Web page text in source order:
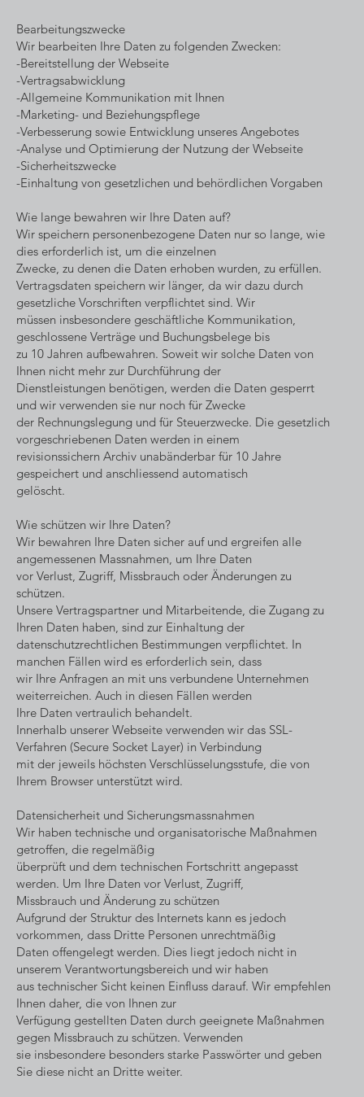
Bearbeitungszwecke
Wir bearbeiten Ihre Daten zu folgenden Zwecken:
-Bereitstellung der Webseite
-Vertragsabwicklung
-Allgemeine Kommunikation mit Ihnen
-Marketing- und Beziehungspflege
-Verbesserung sowie Entwicklung unseres Angebotes
-Analyse und Optimierung der Nutzung der Webseite
-Sicherheitszwecke
-Einhaltung von gesetzlichen und behördlichen Vorgaben
Wie lange bewahren wir Ihre Daten auf?
Wir speichern personenbezogene Daten nur so lange, wie
dies erforderlich ist, um die einzelnen
Zwecke, zu denen die Daten erhoben wurden, zu erfüllen.
Vertragsdaten speichern wir länger, da wir dazu durch
gesetzliche Vorschriften verpflichtet sind. Wir
müssen insbesondere geschäftliche Kommunikation,
geschlossene Verträge und Buchungsbelege bis
zu 10 Jahren aufbewahren. Soweit wir solche Daten von
Ihnen nicht mehr zur Durchführung der
Dienstleistungen benötigen, werden die Daten gesperrt
und wir verwenden sie nur noch für Zwecke
der Rechnungslegung und für Steuerzwecke. Die gesetzlich
vorgeschriebenen Daten werden in einem
revisionssichern Archiv unabänderbar für 10 Jahre
gespeichert und anschliessend automatisch
gelöscht.
Wie schützen wir Ihre Daten?
Wir bewahren Ihre Daten sicher auf und ergreifen alle
angemessenen Massnahmen, um Ihre Daten
vor Verlust, Zugriff, Missbrauch oder Änderungen zu
schützen.
Unsere Vertragspartner und Mitarbeitende, die Zugang zu
Ihren Daten haben, sind zur Einhaltung der
datenschutzrechtlichen Bestimmungen verpflichtet. In
manchen Fällen wird es erforderlich sein, dass
wir Ihre Anfragen an mit uns verbundene Unternehmen
weiterreichen. Auch in diesen Fällen werden
Ihre Daten vertraulich behandelt.
Innerhalb unserer Webseite verwenden wir das SSL-
Verfahren (Secure Socket Layer) in Verbindung
mit der jeweils höchsten Verschlüsselungsstufe, die von
Ihrem Browser unterstützt wird.
Datensicherheit und Sicherungsmassnahmen
Wir haben technische und organisatorische Maßnahmen
getroffen, die regelmäßig
überprüft und dem technischen Fortschritt angepasst
werden. Um Ihre Daten vor Verlust, Zugriff,
Missbrauch und Änderung zu schützen
Aufgrund der Struktur des Internets kann es jedoch
vorkommen, dass Dritte Personen unrechtmäßig
Daten offengelegt werden. Dies liegt jedoch nicht in
unserem Verantwortungsbereich und wir haben
aus technischer Sicht keinen Einfluss darauf. Wir empfehlen
Ihnen daher, die von Ihnen zur
Verfügung gestellten Daten durch geeignete Maßnahmen
gegen Missbrauch zu schützen. Verwenden
sie insbesondere besonders starke Passwörter und geben
Sie diese nicht an Dritte weiter.